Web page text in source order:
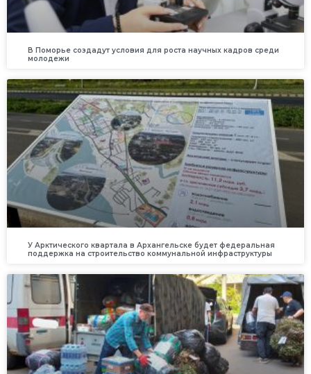
В Поморье создадут условия для роста научных кадров среди
молодежи
У Арктического квартала в Архангельске будет федеральная
поддержка на строительство коммунальной инфраструктуры